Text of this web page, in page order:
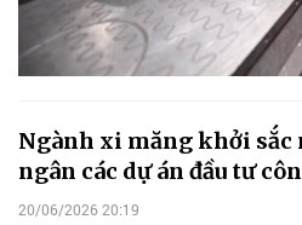
Ngành xi măng khởi sắc
ngân các dự án đầu tư
20/06/2026 20:19